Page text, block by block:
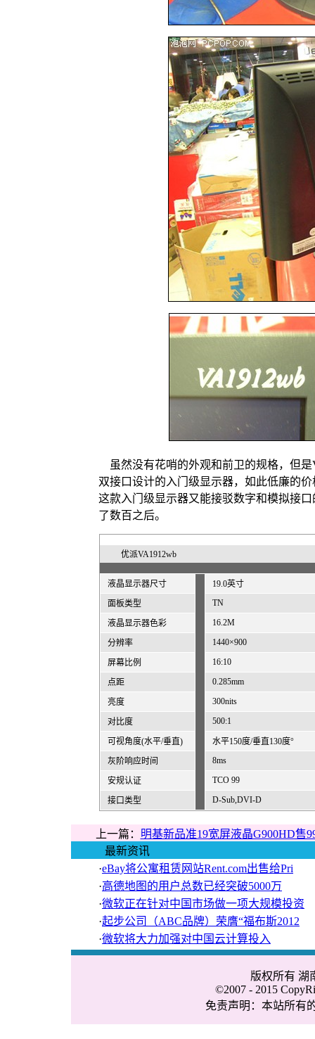
虽然没有花哨的外观和前卫的规格，但是
双接口设计的入门级显示器，如此低廉的
这款入门级显示器又能接驳数字和模拟接
了数百之后。
优派VA1912wb
液晶显示器尺寸
19.0英寸
面板类型
TN
液晶显示器色彩 16.2M
分辨率 1440×900
屏幕比例 16:10
点距 0.285mm
亮度 300nits
对比度 500:1
可视角度(水平/垂直)
水平150度/垂直130度°
灰阶响应时间
8ms
安规认证 TCO 99
接口类型 D-Sub,DVI-D
上一篇： 明基新品准19宽屏液晶G900HD售
最新资讯
·eBay将公寓租赁网站Rent.com出售给Pri
·高德地图的用户总数已经突破5000万
·微软正在针对中国市场做一项大规模投资
·起步公司（ABC品牌）荣膺“福布斯2012
·微软将大力加强对中国云计算投入
版权所有
©2007 - 2015
免责声明：本站所有